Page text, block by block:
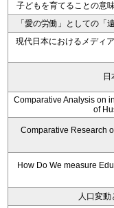
子どもを育てることの意
「愛の労働」としての「
現代日本におけるメディ
Comparative Analysis on
of
Comparative Research
How Do We measure
人口変